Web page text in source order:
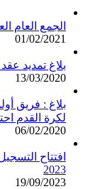
الجمع العام العادي 2019-2020 : التقرير الادبي
01/02/2021
بلاغ تمديد
13/03/2020
بلاغ : فريق
لكرة القدم
06/02/2020
2023
19/09/2023